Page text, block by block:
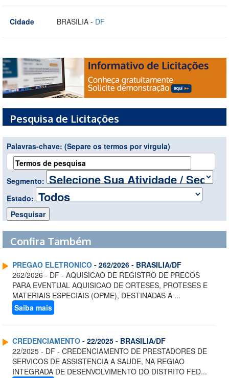
Cidade BRASILIA - DF
Pesquisa de Licitações
Palavras-chave: (Separe os termos por virgula)
Segmento:
Estado:
Confira Também
PREGAO ELETRONICO - 262/2026 - BRASILIA/DF
262/2026 - DF - AQUISICAO DE REGISTRO DE PRECOS
PARA EVENTUAL AQUISICAO DE ORTESES, PROTESES E
MATERIAIS ESPECIAIS (OPME), DESTINADAS A ...
Saiba mais
CREDENCIAMENTO - 22/2025 - BRASILIA/DF
22/2025 - DF - CREDENCIAMENTO DE PRESTADORES DE
SERVICOS DE ASSISTENCIA A SAUDE, NA REGIAO
INTEGRADA DE DESENVOLVIMENTO DO DISTRITO FED...